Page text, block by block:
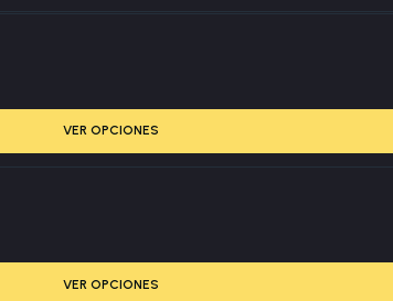
VER OPCIONES
VER OPCIONES